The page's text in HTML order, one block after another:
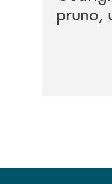
pruno,